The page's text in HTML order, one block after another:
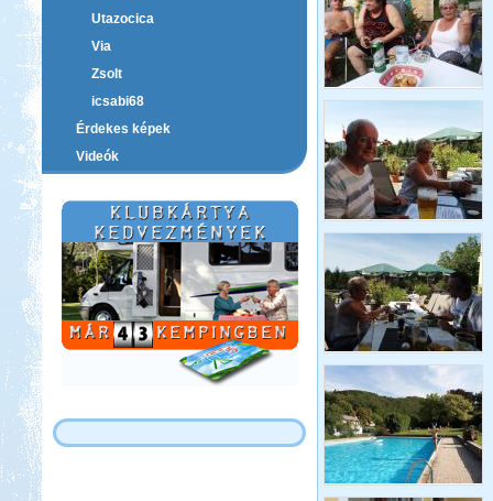
Utazocica
Via
Zsolt
icsabi68
Érdekes képek
Videók